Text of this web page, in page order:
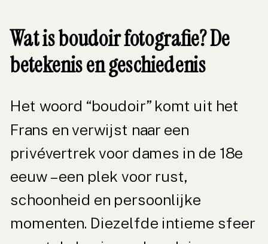
Wat is boudoir fotografie? De
betekenis en geschiedenis
Het woord “boudoir” komt uit het
Frans en verwijst naar een
privévertrek voor dames in de 18e
eeuw – een plek voor rust,
schoonheid en persoonlijke
momenten. Diezelfde intieme sfeer